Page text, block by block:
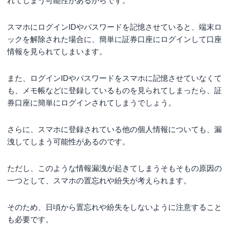
スマホにログインIDやパスワードを記憶させていると、端末ロ
ックを解除された場合に、簡単に証券口座にログインして口座
情報を見られてしまいます。
また、ログインIDやパスワードをスマホに記憶させていなくて
も、メモ帳などに登録しているものを見られてしまったら、証
券口座に簡単にログインされてしまうでしょう。
さらに、スマホに登録されている他の個人情報についても、漏
洩してしまう可能性があるのです。
ただし、このような情報漏洩が起きてしまうそもそもの原因の
一つとして、スマホの置忘れや紛失が考えられます。
そのため、日頃から置忘れや紛失をしないように注意すること
も必要です。